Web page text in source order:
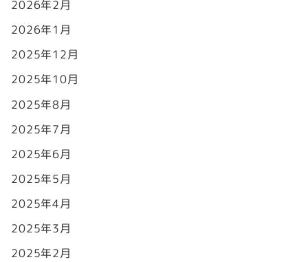
2026年2月
2026年1月
2025年12月
2025年10月
2025年8月
2025年7月
2025年6月
2025年5月
2025年4月
2025年3月
2025年2月